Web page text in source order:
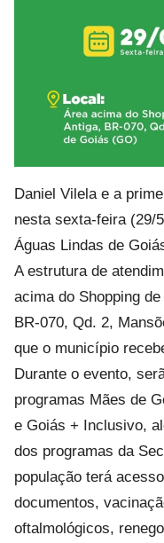
Daniel Vilela e a
nesta sexta-feira (29/
Águas Lindas de
A estrutura de
acima do Shopping
BR-070, Qd. 2,
que o município
Durante o evento,
programas Mães de
e Goiás + Inclusivo,
dos programas da
população terá
documentos,
oftalmológicos,